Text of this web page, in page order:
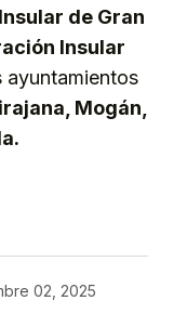
de Gran
Insular
ayuntamientos
Mogán,
02, 2025